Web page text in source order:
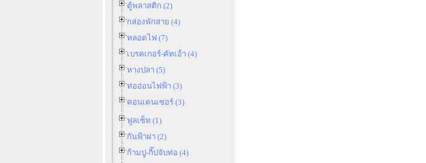
ตู้พลาสติก (2)
กล่องพักสาย (4)
หลอดไฟ (7)
เบรคเกอร์-คัทเอ้า (4)
หางปลา (5)
ท่ออ่อนไฟฟ้า (3)
คอนเดนเซอร์ (3)
ฟูลเซ็ท (1)
กันฟ้าผ่า (2)
ก้ามปู-กิ๊ปจับท่อ (4)